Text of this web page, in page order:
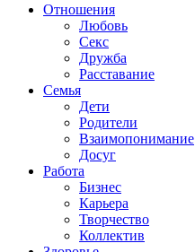
Отношения
Любовь
Секс
Дружба
Расставание
Семья
Дети
Родители
Взаимопонимание
Досуг
Работа
Бизнес
Карьера
Творчество
Коллектив